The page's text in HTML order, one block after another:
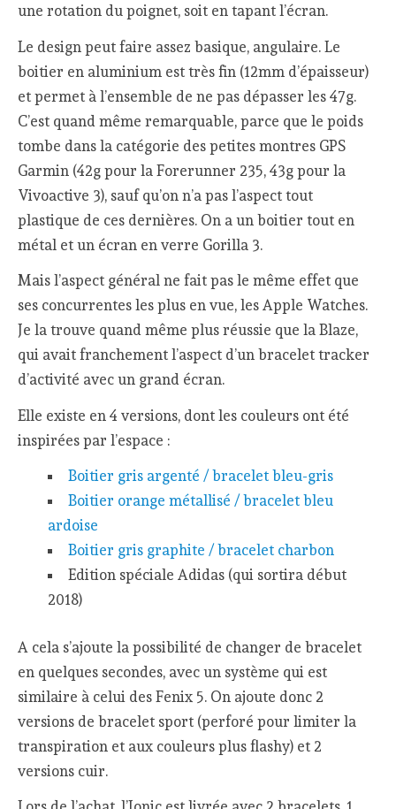
une rotation du poignet, soit en tapant l’écran.
Le design peut faire assez basique, angulaire. Le
boitier en aluminium est très fin (12mm d’épaisseur)
et permet à l’ensemble de ne pas dépasser les 47g.
C’est quand même remarquable, parce que le poids
tombe dans la catégorie des petites montres GPS
Garmin (42g pour la Forerunner 235, 43g pour la
Vivoactive 3), sauf qu’on n’a pas l’aspect tout
plastique de ces dernières. On a un boitier tout en
métal et un écran en verre Gorilla 3.
Mais l’aspect général ne fait pas le même effet que
ses concurrentes les plus en vue, les Apple Watches.
Je la trouve quand même plus réussie que la Blaze,
qui avait franchement l’aspect d’un bracelet tracker
d’activité avec un grand écran.
Elle existe en 4 versions, dont les couleurs ont été
inspirées par l’espace :
Boitier gris argenté / bracelet bleu-gris
Boitier orange métallisé / bracelet bleu
ardoise
Boitier gris graphite / bracelet charbon
Edition spéciale Adidas (qui sortira début
2018)
A cela s’ajoute la possibilité de changer de bracelet
en quelques secondes, avec un système qui est
similaire à celui des Fenix 5. On ajoute donc 2
versions de bracelet sport (perforé pour limiter la
transpiration et aux couleurs plus flashy) et 2
versions cuir.